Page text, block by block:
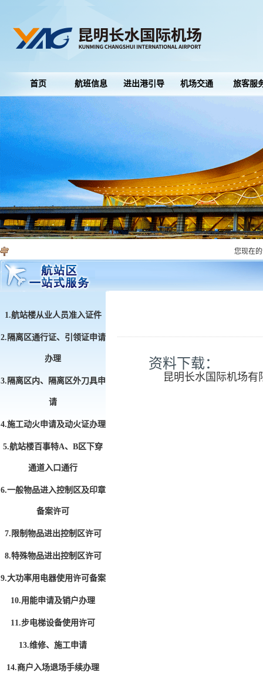
首页 航班信息 进出港引导 机场交通 旅客服
您现在
1.航站楼从业人员准入证件
2.隔离区通行证、引领证申请
办理
3.隔离区内、隔离区外刀具申
请
4.施工动火申请及动火证办理
5.航站楼百事特A、B区下穿
通道入口通行
6.一般物品进入控制区及印章
备案许可
7.限制物品进出控制区许可
8.特殊物品进出控制区许可
9.大功率用电器使用许可备案
10.用能申请及销户办理
11.步电梯设备使用许可
13.维修、施工申请
14.商户入场退场手续办理
资料下载：
昆明长水国际机场